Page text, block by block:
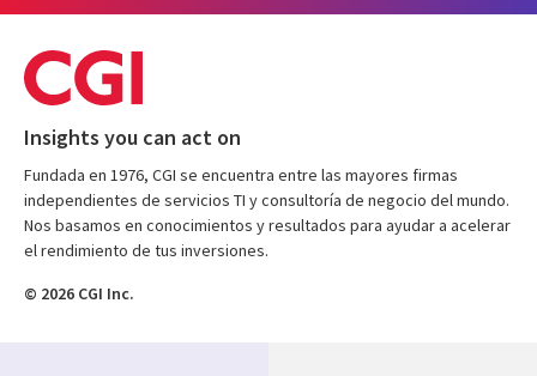
Insights you can act on
Fundada en 1976, CGI se encuentra entre las mayores firmas
independientes de servicios TI y consultoría de negocio del mundo.
Nos basamos en conocimientos y resultados para ayudar a acelerar
el rendimiento de tus inversiones.
© 2026 CGI Inc.